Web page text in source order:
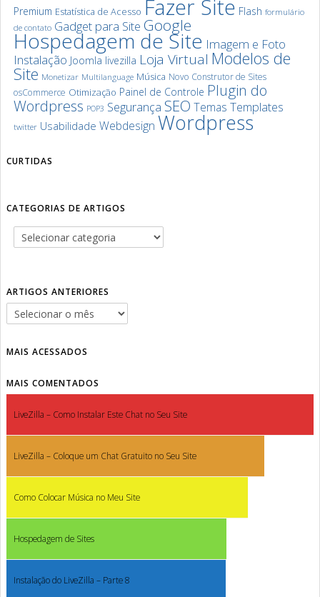
Premium Estatística de Acesso Fazer Site Flash formulário
de contato Gadget para Site Google
Hospedagem de Site Imagem e Foto
Instalação Joomla livezilla Loja Virtual Modelos de
Site Monetizar Multilanguage Música Novo Construtor de Sites
osCommerce Otimização Painel de Controle Plugin do
Wordpress POP3 Segurança SEO Temas Templates
twitter Usabilidade Webdesign Wordpress
CURTIDAS
CATEGORIAS DE ARTIGOS
ARTIGOS ANTERIORES
MAIS ACESSADOS
MAIS COMENTADOS
LiveZilla – Como Instalar Este Chat no Seu Site
LiveZilla – Coloque um Chat Gratuito no Seu Site
Como Colocar Música no Meu Site
Hospedagem de Sites
Instalação do LiveZilla – Parte 8